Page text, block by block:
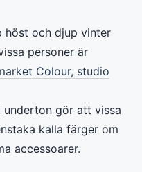
höst och djup vinter
personer är
Colour, studio
underton gör att vissa
kalla färger om
accessoarer.